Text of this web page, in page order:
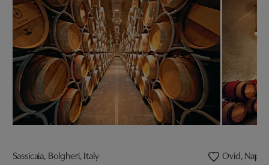
Sassicaia, Bolgheri, Italy Ovid, Napa